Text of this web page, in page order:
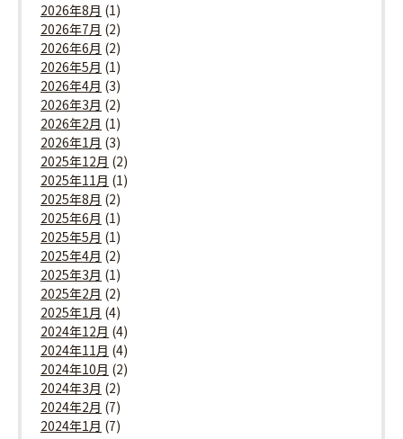
2026年8月 (1)
2026年7月 (2)
2026年6月 (2)
2026年5月 (1)
2026年4月 (3)
2026年3月 (2)
2026年2月 (1)
2026年1月 (3)
2025年12月 (2)
2025年11月 (1)
2025年8月 (2)
2025年6月 (1)
2025年5月 (1)
2025年4月 (2)
2025年3月 (1)
2025年2月 (2)
2025年1月 (4)
2024年12月 (4)
2024年11月 (4)
2024年10月 (2)
2024年3月 (2)
2024年2月 (7)
2024年1月 (7)